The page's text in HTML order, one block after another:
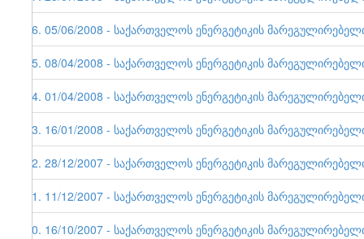
26. 05/06/2008 - საქართველოს ენერგეტიკის
25. 08/04/2008 - საქართველოს ენერგეტიკის
24. 01/04/2008 - საქართველოს ენერგეტიკის
23. 16/01/2008 - საქართველოს ენერგეტიკის
22. 28/12/2007 - საქართველოს ენერგეტიკის
21. 11/12/2007 - საქართველოს ენერგეტიკის
20. 16/10/2007 - საქართველოს ენერგეტიკის